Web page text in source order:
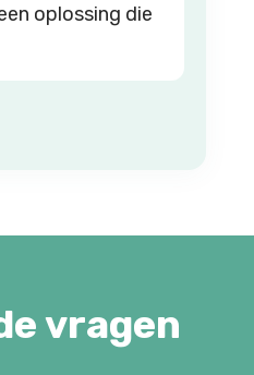
oplossing die
vragen